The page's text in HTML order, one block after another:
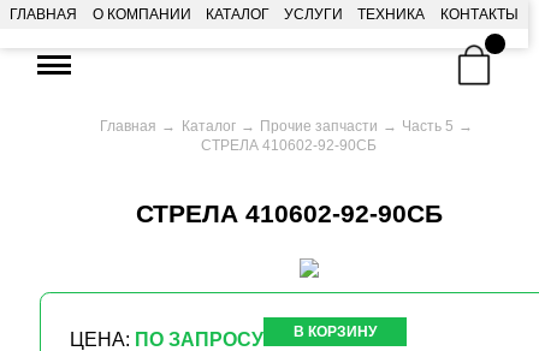
ГЛАВНАЯ О КОМПАНИИ КАТАЛОГ УСЛУГИ ТЕХНИКА КОНТАКТЫ
Главная Каталог Прочие запчасти
Часть 5
СТРЕЛА 410602-92-90СБ
СТРЕЛА 410602-92-90СБ
ЦЕНА: ПО ЗАПРОСУ В КОРЗИНУ